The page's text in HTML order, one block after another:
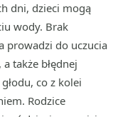
dni, dzieci mogą
wody. Brak
prowadzi do uczucia
także błędnej
co z kolei
Rodzice